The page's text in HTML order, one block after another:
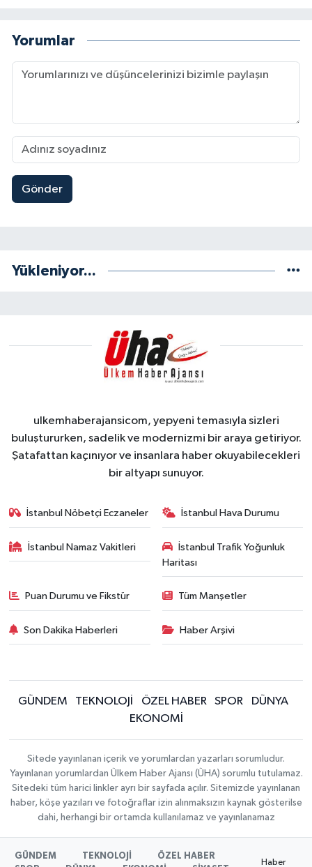
Yorumlar
Gönder
Yükleniyor...
ulkemhaberajansicom, yepyeni temasıyla sizleri
buluştururken, sadelik ve modernizmi bir araya getiriyor.
Şatafattan kaçınıyor ve insanlara haber okuyabilecekleri
bir altyapı sunuyor.
İstanbul Nöbetçi Eczaneler İstanbul Hava Durumu
İstanbul Namaz Vakitleri
İstanbul Trafik Yoğunluk
Haritası
Puan Durumu ve Fikstür Tüm Manşetler
Son Dakika Haberleri Haber Arşivi
GÜNDEM TEKNOLOJİ ÖZEL HABER SPOR
DÜNYA
EKONOMİ
Sitede yayınlanan içerik ve yorumlardan yazarları sorumludur.
Yayınlanan yorumlardan Ülkem Haber Ajansı (ÜHA) sorumlu tutulamaz.
Sitedeki tüm harici linkler ayrı bir sayfada açılır. Sitemizde yayınlanan
haber, köşe yazıları ve fotoğraflar izin alınmaksızın kaynak gösterilse
dahi, herhangi bir ortamda kullanılamaz ve yayınlanamaz
GÜNDEM TEKNOLOJİ
ÖZEL HABER
Haber